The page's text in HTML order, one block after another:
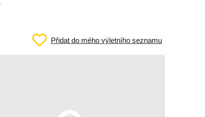
Přidat do mého výletního seznamu